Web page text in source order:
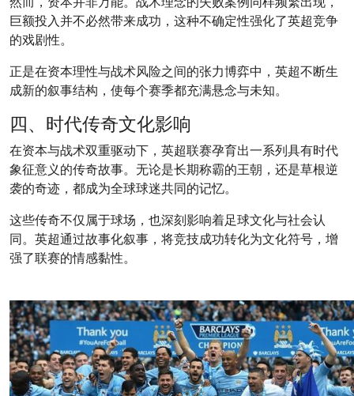
巨额投入并不必然带来成功，这种不确定性强化了英超竞争
的戏剧性。
正是在资本理性与战术风险之间的张力博弈中，英超不断生
成新的叙事结构，使每个赛季都充满悬念与未知。
四、时代传奇文化影响
在资本与战术双重驱动下，英超联赛孕育出一系列具有时代
象征意义的传奇故事。无论是长期称霸的王朝，还是草根逆
袭的奇迹，都成为全球球迷共同的记忆。
这些传奇不仅属于球场，也深刻影响着足球文化与社会认
同。英超通过故事化叙事，将竞技成功转化为文化符号，增
强了联赛的情感黏性。